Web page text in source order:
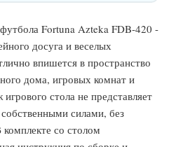
Fortuna Azteka FDB-420 -
досуга и веселых
впишется в пространство
дома, игровых комнат и
стола не представляет
силами, без
со столом